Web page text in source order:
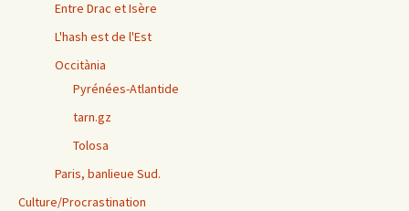
Entre Drac et Isère
L'hash est de l'Est
Occitània
Pyrénées-Atlantide
tarn.gz
Tolosa
Paris, banlieue Sud.
Culture/Procrastination